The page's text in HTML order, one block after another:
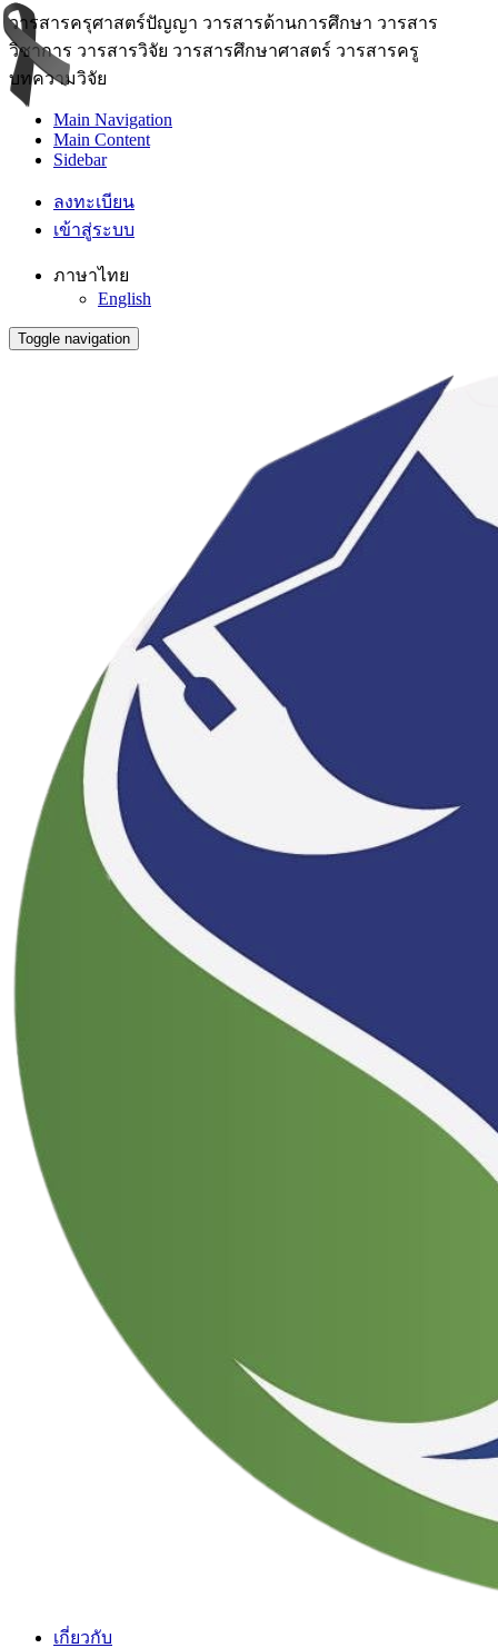
วารสารครุศาสตร์ปัญญา วารสารด้านการศึกษา วารสาร
วิชาการ วารสารวิจัย วารสารศึกษาศาสตร์ วารสารครู
บทความวิจัย
Main Navigation
Main Content
Sidebar
ลงทะเบียน
เข้าสู่ระบบ
ภาษาไทย
English
Toggle navigation
เกี่ยวกับ